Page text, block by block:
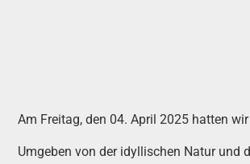
Am Freitag, den 04. April 2025 hatten
Umgeben von der idyllischen Natur und